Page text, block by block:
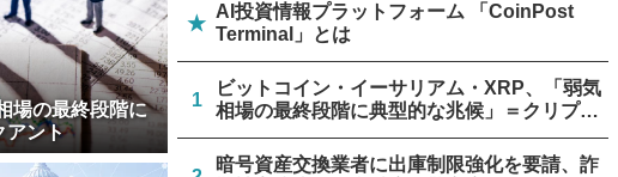
場の最終段階に
アント
★
AI投資情報プラットフォーム 「CoinPost
Terminal」とは
1
ビットコイン・イーサリアム・XRP、「弱気
相場の最終段階に典型的な兆候」＝クリプト
クアント
暗号資産交換業者に出庫制限強化を要請、詐